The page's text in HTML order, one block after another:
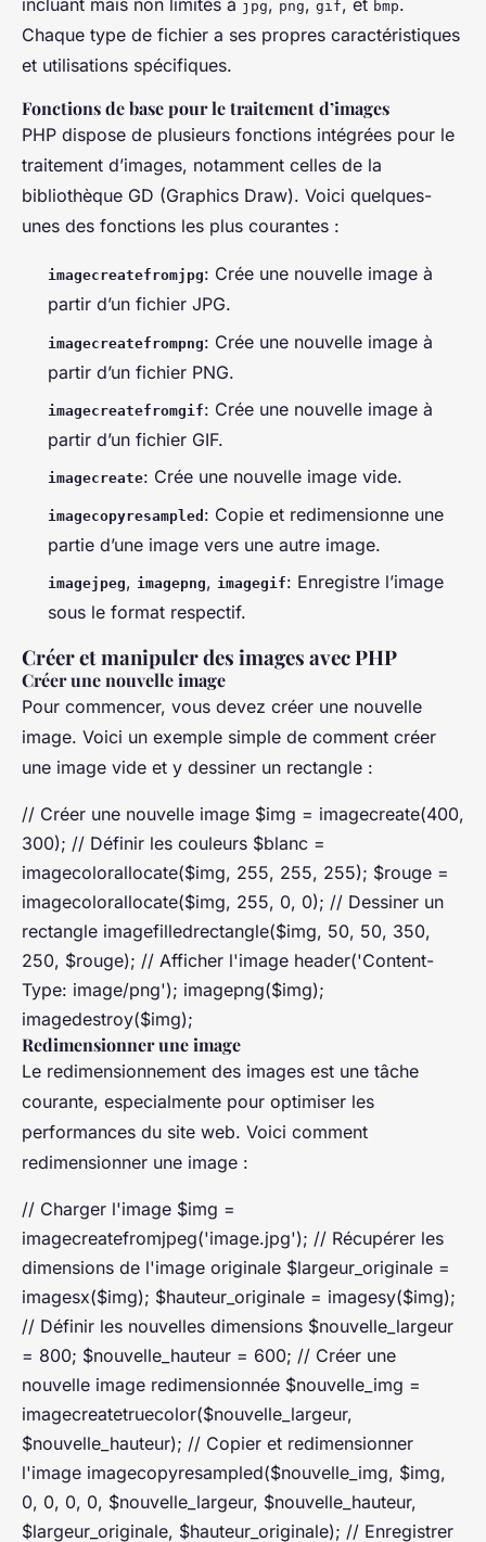
incluant mais non limités à jpg, png, gif, et bmp.
Chaque type de fichier a ses propres caractéristiques
et utilisations spécifiques.
Fonctions de base pour le traitement d’images
PHP dispose de plusieurs fonctions intégrées pour le
traitement d’images, notamment celles de la
bibliothèque GD (Graphics Draw). Voici quelques-
unes des fonctions les plus courantes :
imagecreatefromjpg: Crée une nouvelle image à
partir d’un fichier JPG.
imagecreatefrompng: Crée une nouvelle image à
partir d’un fichier PNG.
imagecreatefromgif: Crée une nouvelle image à
partir d’un fichier GIF.
imagecreate: Crée une nouvelle image vide.
imagecopyresampled : Copie et redimensionne une
partie d’une image vers une autre image.
imagejpeg, imagepng, imagegif: Enregistre l’image
sous le format respectif.
Créer et manipuler des images avec PHP
Créer une nouvelle image
Pour commencer, vous devez créer une nouvelle
image. Voici un exemple simple de comment créer
une image vide et y dessiner un rectangle :
// Créer une nouvelle image $img = imagecreate(400,
300); // Définir les couleurs $blanc =
imagecolorallocate($img, 255, 255, 255); $rouge =
imagecolorallocate($img, 255, 0, 0); // Dessiner un
rectangle imagefilledrectangle($img, 50, 50, 350,
250, $rouge); // Afficher l'image header('Content-
Type: image/png'); imagepng($img);
imagedestroy($img);
Redimensionner une image
Le redimensionnement des images est une tâche
courante, especialmente pour optimiser les
performances du site web. Voici comment
redimensionner une image :
// Charger l'image $img =
imagecreatefromjpeg('image.jpg'); // Récupérer les
dimensions de l'image originale $largeur_originale =
imagesx($img); $hauteur_originale = imagesy($img);
// Définir les nouvelles dimensions $nouvelle_largeur
= 800; $nouvelle_hauteur = 600; // Créer une
nouvelle image redimensionnée $nouvelle_img =
imagecreatetruecolor($nouvelle_largeur,
$nouvelle_hauteur); // Copier et redimensionner
l'image imagecopyresampled($nouvelle_img, $img,
0, 0, 0, 0, $nouvelle_largeur, $nouvelle_hauteur,
$largeur_originale, $hauteur_originale); // Enregistrer